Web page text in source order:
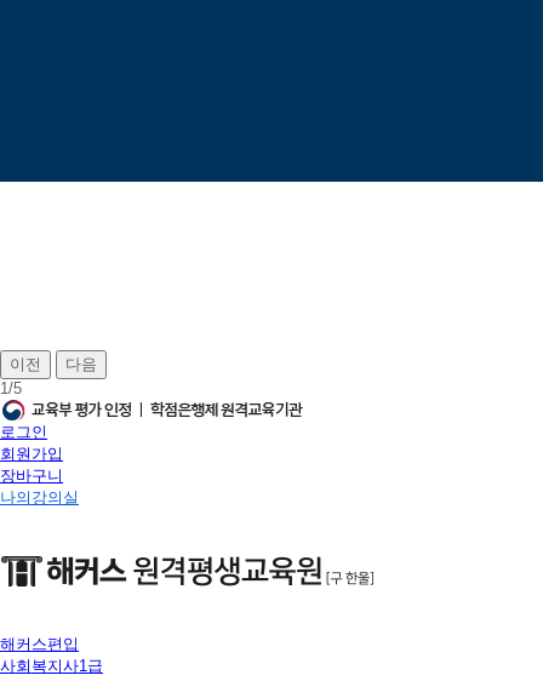
이전
다음
1/5
로그인
회원가입
장바구니
나의강의실
해커스편입
사회복지사1급